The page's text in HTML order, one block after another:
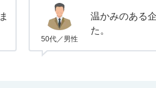
50代／男性
温かみのある
た。